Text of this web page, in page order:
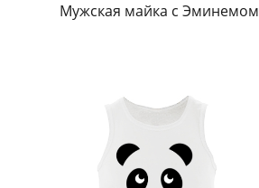
Мужская майка с Эминемом